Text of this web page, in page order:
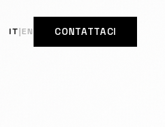
IT|EN CONTATTACI